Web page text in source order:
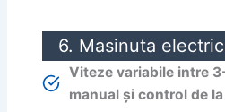
6. Masinuta
Viteze variabile intre
manual și control de